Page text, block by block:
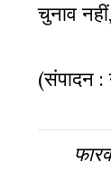
चुनाव
(संपादन